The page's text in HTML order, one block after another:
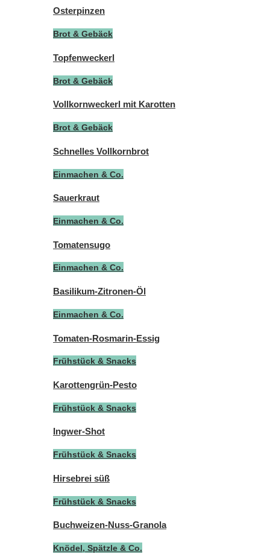
Osterpinzen
Brot & Gebäck
Topfenweckerl
Brot & Gebäck
Vollkornweckerl mit Karotten
Brot & Gebäck
Schnelles Vollkornbrot
Einmachen & Co.
Sauerkraut
Einmachen & Co.
Tomatensugo
Einmachen & Co.
Basilikum-Zitronen-Öl
Einmachen & Co.
Tomaten-Rosmarin-Essig
Frühstück & Snacks
Karottengrün-Pesto
Frühstück & Snacks
Ingwer-Shot
Frühstück & Snacks
Hirsebrei süß
Frühstück & Snacks
Buchweizen-Nuss-Granola
Knödel, Spätzle & Co.